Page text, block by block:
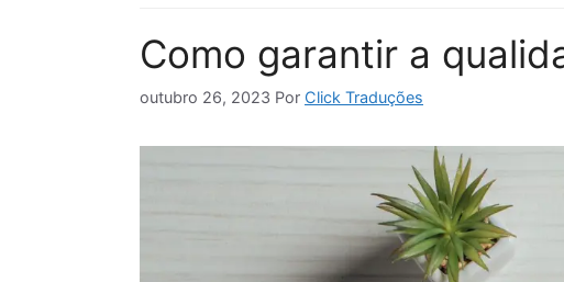
Como garantir a
outubro 26, 2023 Por Click Traduções